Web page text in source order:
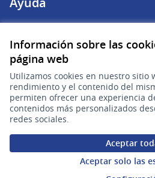
Información sobre las
página web
Utilizamos cookies en nuestro sitio
rendimiento y el contenido del
permiten ofrecer una experiencia
contenidos más personalizados
redes sociales.
Aceptar
Aceptar solo las
Preguntas frecuentes
Enlaces
Actividad
Encuentros
Descargar ficheros de datos